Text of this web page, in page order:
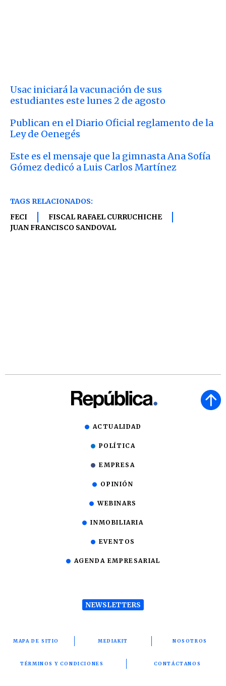
Usac iniciará la vacunación de sus
estudiantes este lunes 2 de agosto
Publican en el Diario Oficial reglamento de la
Ley de Oenegés
Este es el mensaje que la gimnasta Ana Sofía
Gómez dedicó a Luis Carlos Martínez
TAGS RELACIONADOS:
FECI
FISCAL RAFAEL CURRUCHICHE
JUAN FRANCISCO SANDOVAL
ACTUALIDAD
POLÍTICA
EMPRESA
OPINIÓN
WEBINARS
INMOBILIARIA
EVENTOS
AGENDA EMPRESARIAL
NEWSLETTERS
MAPA DE SITIO MEDIAKIT NOSOTROS
TÉRMINOS Y CONDICIONES CONTÁCTANOS